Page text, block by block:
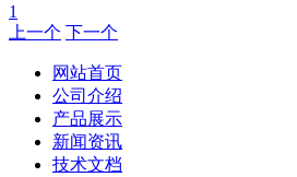
1
上一个 下一个
网站首页
公司介绍
产品展示
新闻资讯
技术文档